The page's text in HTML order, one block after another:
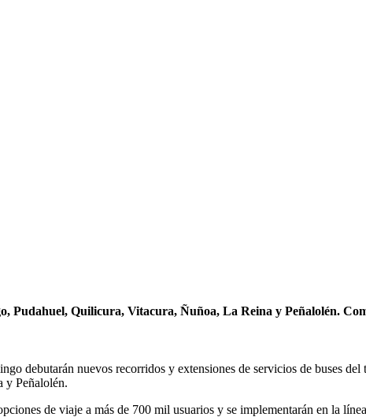
Pudahuel, Quilicura, Vitacura, Ñuñoa, La Reina y Peñalolén.
debutarán nuevos recorridos y extensiones de servicios de buses
y Peñalolén.
de viaje a más de 700 mil usuarios y se implementarán en la